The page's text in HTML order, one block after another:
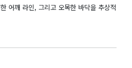
어깨 라인, 그리고 오목한 바닥을 추상적